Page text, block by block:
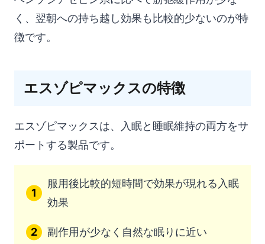
く、翌朝への持ち越し効果も比較的少ないのが特
徴です。
エスゾピマックスの特徴
エスゾピマックスは、入眠と睡眠維持の両方をサ
ポートする製品です。
服用後比較的短時間で効果が現れる入眠
効果
副作用が少なく自然な眠りに近い